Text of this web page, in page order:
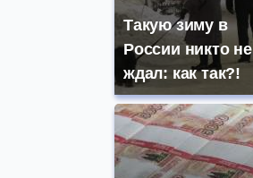
Такую зиму в
России никто не
ждал: как так?!